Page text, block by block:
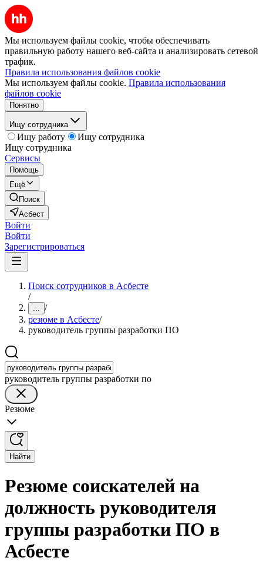
Мы используем файлы cookie, чтобы обеспечивать
правильную работу нашего веб-сайта и анализировать сетевой
трафик.
Правила использования файлов cookie
Мы используем файлы cookie. Правила использования
файлов cookie
Понятно
Ищу сотрудника
Ищу работу
Ищу сотрудника
Ищу сотрудника
Сервисы
Помощь
Ещё
Поиск
Асбест
Войти
Войти
Зарегистрироваться
Поиск сотрудников в Асбесте
/
... /
резюме в Асбесте/
руководитель группы разработки ПО
руководитель группы разработки по
Резюме
Найти
Резюме соискателей на
должность руководителя
группы разработки ПО в
Асбесте